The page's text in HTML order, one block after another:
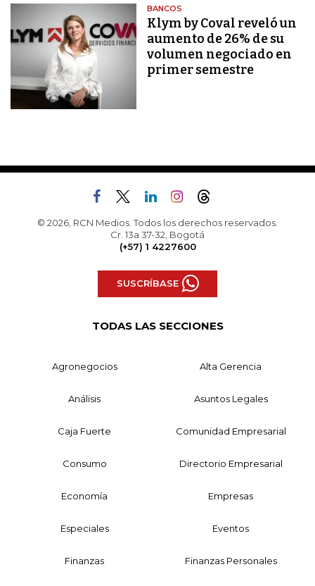
BANCOS
Klym by Coval reveló un
aumento de 26% de su
volumen negociado en
primer semestre
© 2026, RCN Medios. Todos los derechos reservados.
Cr. 13a 37-32, Bogotá
(+57) 1 4227600
SUSCRÍBASE
TODAS LAS SECCIONES
Agronegocios Alta Gerencia
Análisis Asuntos Legales
Caja Fuerte Comunidad Empresarial
Consumo Directorio Empresarial
Economía Empresas
Especiales Eventos
Finanzas Finanzas Personales